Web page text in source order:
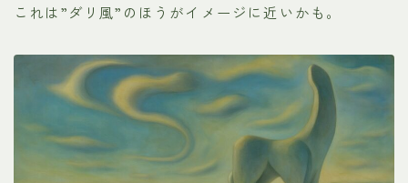
これは”ダリ風”のほうがイメージに近いかも。